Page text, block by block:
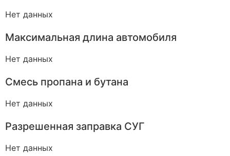
Нет данных
Максимальная длина автомобиля
Нет данных
Смесь пропана и бутана
Нет данных
Разрешенная заправка СУГ
Нет данных